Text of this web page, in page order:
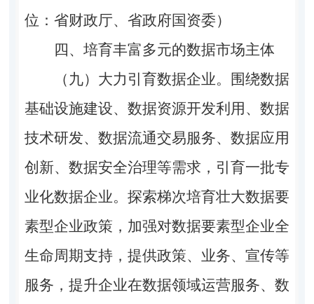
位：省财政厅、省政府国资委）
四、培育丰富多元的数据市场主体
（九）大力引育数据企业。
围绕数据
基础设施建设、数据资源开发利用、数据
技术研发、数据流通交易服务、数据应用
创新、数据安全治理等需求，引育一批专
业化数据企业。探索梯次培育壮大数据要
素型企业政策，加强对数据要素型企业全
生命周期支持，提供政策、业务、宣传等
服务，提升企业在数据领域运营服务、数